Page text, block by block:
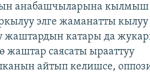
анабашчыларына
элге жаманатты
жаштардын катары да
жаштар саясаты ырааттуу
айтып келишсе,